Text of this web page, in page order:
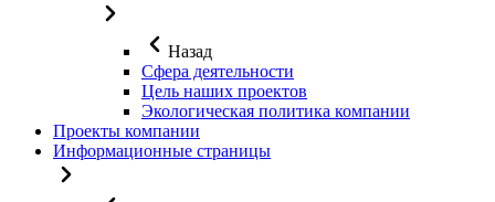
Назад
Сфера деятельности
Цель наших проектов
Экологическая политика компании
Проекты компании
Информационные страницы